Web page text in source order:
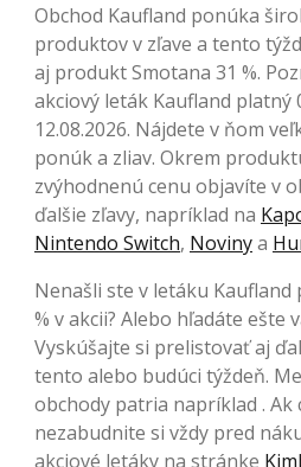
Obchod Kaufland ponúka
produktov v zľave a tento
aj produkt Smotana 31 %.
akciový leták Kaufland platný
12.08.2026. Nájdete v ňom
ponúk a zliav. Okrem
zvýhodnenú cenu objavíte v
ďalšie zľavy, napríklad na
Nintendo Switch, Novinya
Nenašli ste v letáku Kaufland
% v akcii? Alebo hľadáte ešte
Vyskúšajte si prelistovať aj
tento alebo budúci týždeň.
obchody patria napríklad . Ak
nezabudnite si vždy pred
akciové letáky na stránke